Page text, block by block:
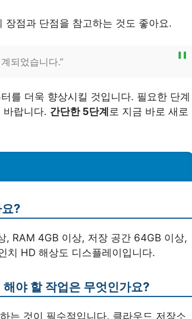
장점과 단점을 참고하는 것도 좋아요.
되었습니다.”
를 더욱 향상시킬 것입니다. 필요한 단계
바랍니다. 간단한 5단계 로 지금 바로 새로
?
, RAM 4GB 이상, 저장 공간 64GB 이상,
치 HD 해상도 디스플레이입니다.
야 할 작업은 무엇인가요?
는 것이 필수적입니다. 클라우드 저장소